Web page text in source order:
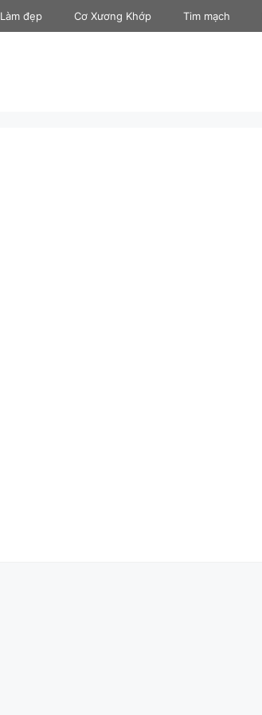
Làm đẹp Cơ Xương Khớp Tim mạch